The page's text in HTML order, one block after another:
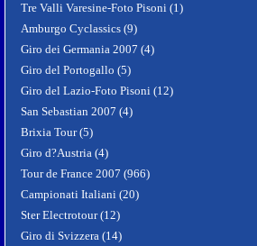
Tre Valli Varesine-Foto Pisoni (1)
Amburgo Cyclassics (9)
Giro dei Germania 2007 (4)
Giro del Portogallo (5)
Giro del Lazio-Foto Pisoni (12)
San Sebastian 2007 (4)
Brixia Tour (5)
Giro d?Austria (4)
Tour de France 2007 (966)
Campionati Italiani (20)
Ster Electrotour (12)
Giro di Svizzera (14)